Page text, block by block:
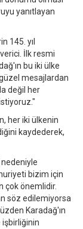
yanıtlayan
145. yıl
İlk resmi
bu iki ülke
mesajlardan
değil her
her iki ülkenin
kaydederek,
nedeniyle
bizim için
çok önemlidir.
söz edilemiyorsa
Karadağ'ın
işbirliğinin